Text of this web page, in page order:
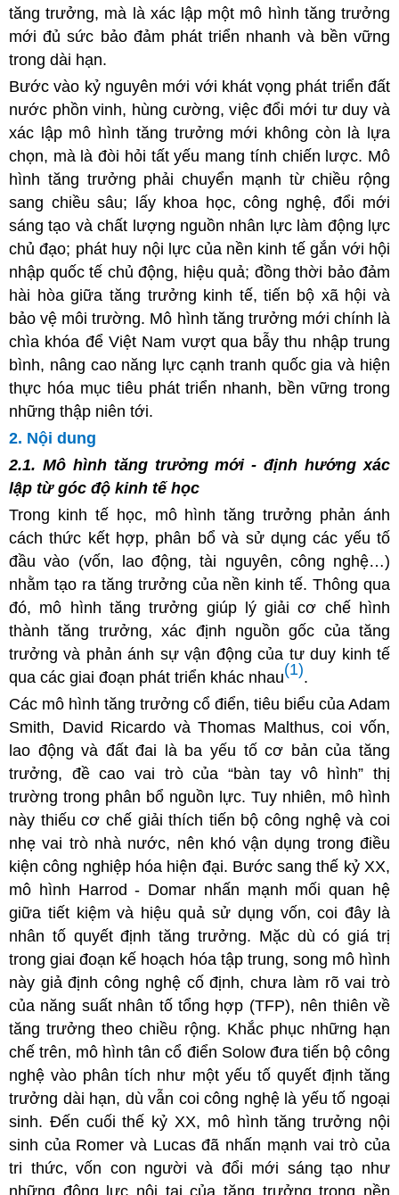
tăng trưởng, mà là xác lập một mô hình tăng trưởng
mới đủ sức bảo đảm phát triển nhanh và bền vững
trong dài hạn.
Bước vào kỷ nguyên mới với khát vọng phát triển đất
nước phồn vinh, hùng cường, việc đổi mới tư duy và
xác lập mô hình tăng trưởng mới không còn là lựa
chọn, mà là đòi hỏi tất yếu mang tính chiến lược. Mô
hình tăng trưởng phải chuyển mạnh từ chiều rộng
sang chiều sâu; lấy khoa học, công nghệ, đổi mới
sáng tạo và chất lượng nguồn nhân lực làm động lực
chủ đạo; phát huy nội lực của nền kinh tế gắn với hội
nhập quốc tế chủ động, hiệu quả; đồng thời bảo đảm
hài hòa giữa tăng trưởng kinh tế, tiến bộ xã hội và
bảo vệ môi trường. Mô hình tăng trưởng mới chính là
chìa khóa để Việt Nam vượt qua bẫy thu nhập trung
bình, nâng cao năng lực cạnh tranh quốc gia và hiện
thực hóa mục tiêu phát triển nhanh, bền vững trong
những thập niên tới.
2. Nội dung
2.1. Mô hình tăng trưởng mới - định hướng xác
lập từ góc độ kinh tế học
Trong kinh tế học, mô hình tăng trưởng phản ánh
cách thức kết hợp, phân bổ và sử dụng các yếu tố
đầu vào (vốn, lao động, tài nguyên, công nghệ…)
nhằm tạo ra tăng trưởng của nền kinh tế. Thông qua
đó, mô hình tăng trưởng giúp lý giải cơ chế hình
thành tăng trưởng, xác định nguồn gốc của tăng
trưởng và phản ánh sự vận động của tư duy kinh tế
qua các giai đoạn phát triển khác nhau(1).
Các mô hình tăng trưởng cổ điển, tiêu biểu của Adam
Smith, David Ricardo và Thomas Malthus, coi vốn,
lao động và đất đai là ba yếu tố cơ bản của tăng
trưởng, đề cao vai trò của “bàn tay vô hình” thị
trường trong phân bổ nguồn lực. Tuy nhiên, mô hình
này thiếu cơ chế giải thích tiến bộ công nghệ và coi
nhẹ vai trò nhà nước, nên khó vận dụng trong điều
kiện công nghiệp hóa hiện đại. Bước sang thế kỷ XX,
mô hình Harrod - Domar nhấn mạnh mối quan hệ
giữa tiết kiệm và hiệu quả sử dụng vốn, coi đây là
nhân tố quyết định tăng trưởng. Mặc dù có giá trị
trong giai đoạn kế hoạch hóa tập trung, song mô hình
này giả định công nghệ cố định, chưa làm rõ vai trò
của năng suất nhân tố tổng hợp (TFP), nên thiên về
tăng trưởng theo chiều rộng. Khắc phục những hạn
chế trên, mô hình tân cổ điển Solow đưa tiến bộ công
nghệ vào phân tích như mộtyếu tố quyết định tăng
trưởng dài hạn, dù vẫn coi công nghệ là yếu tố ngoại
sinh. Đến cuối thế kỷ XX, mô hình tăng trưởng nội
sinh của Romer và Lucas đã nhấn mạnh vai trò của
tri thức, vốn con người và đổi mới sáng tạo như
những động lực nội tại của tăng trưởng trong nền